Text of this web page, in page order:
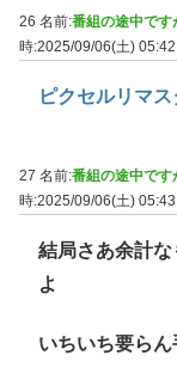
26 名前:番組の途中です
時:2025/09/06(土)
ピクセルリマ
27 名前:番組の途中です
時:2025/09/06(土)
結局さあ余計
よ
いちいち要ら